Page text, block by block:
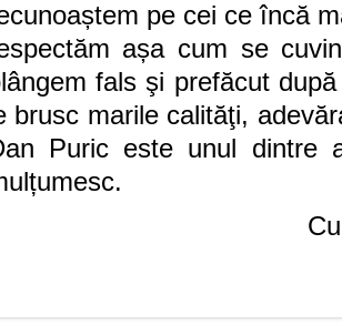
pe cei ce încă
așa cum se
fals şi prefăcut
brusc marile calităţi,
Puric este unul dintre